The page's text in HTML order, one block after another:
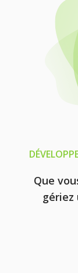
Que
gériez